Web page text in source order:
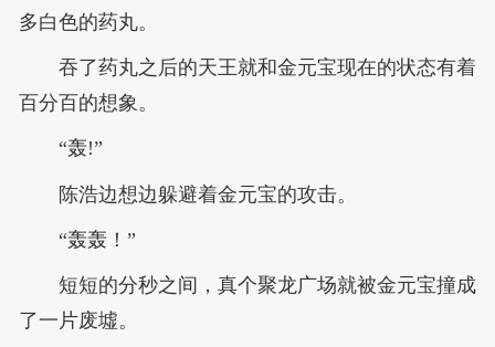
多白色的药丸。
吞了药丸之后的天王就和金元宝现在的状态有着
百分百的想象。
“轰!”
陈浩边想边躲避着金元宝的攻击。
“轰轰！”
短短的分秒之间，真个聚龙广场就被金元宝撞成
了一片废墟。